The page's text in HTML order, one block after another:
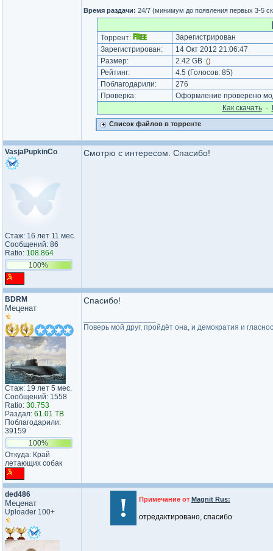
Время раздачи: 24/7 (минимум до появления первых 3-5
Торрент:
Зарегистрирован
Зарегистрирован:
14 Окт 2012 21:06:47
Размер:
2.42 GB ()
Рейтинг: 4.5 (Голосов: 85)
Поблагодарили:
276
Проверка:
Оформление проверено
Как cкачать·
Список файлов в торренте
VasjaPupkinCo
Стаж: 16 лет 11 мес.
Сообщений: 86
Ratio: 108.864
100%
Смотрю с интересом. Спасибо!
BDRM
Меценат
Стаж: 19 лет 5 мес.
Сообщений: 1558
Ratio: 30.753
Раздал: 61.01 TB
Поблагодарили:
39159
100%
Откуда: Край
летающих собак
Спасибо!
Поверь мой друг, пройдёт она, и демократия и
ded486
Меценат
Uploader 100+ ! Примечание от Magnit Rus:
отредактировано, спасибо